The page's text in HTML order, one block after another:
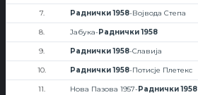
7. Раднички 1958-Војвода Степа
8. Јабука-Раднички 1958
9. Раднички 1958-Славија
10. Раднички 1958-Потисје Плетекс
11. Нова Пазова 1957-Раднички 1958